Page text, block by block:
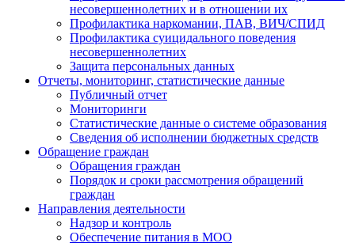
несовершеннолетних и в отношении их
Профилактика наркомании, ПАВ, ВИЧ/СПИД
Профилактика суицидального поведения
несовершеннолетних
Защита персональных данных
Отчеты, мониторинг, статистические данные
Публичный отчет
Мониторинги
Статистические данные о системе образования
Сведения об исполнении бюджетных средств
Обращение граждан
Обращения граждан
Порядок и сроки рассмотрения обращений
граждан
Направления деятельности
Надзор и контроль
Обеспечение питания в МОО